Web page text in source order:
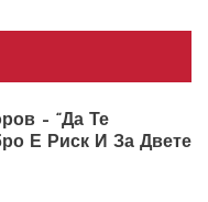
– “Да Те
Е Риск И За Двете